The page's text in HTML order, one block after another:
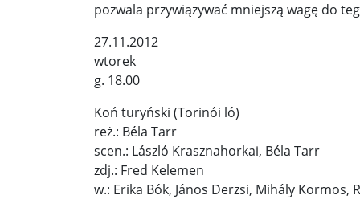
Bronisław Komorowski: Wypowiedź Szymona
Wiceszef MSWiA Czesław Mroczek o
pozwala przywiązywać mniejszą wagę do
27.11.2012
wtorek
g. 18.00
Koń turyński (Torinói ló)
reż.: Béla Tarr
scen.: László Krasznahorkai, Béla Tarr
zdj.: Fred Kelemen
w.: Erika Bók, János Derzsi, Mihály Kormos,